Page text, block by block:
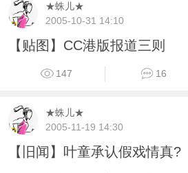
★蛛儿★
2005-10-31 14:10
【贴图】CC港版报道三则
147 16
★蛛儿★
2005-11-19 14:30
【旧闻】叶童承认假戏情真?